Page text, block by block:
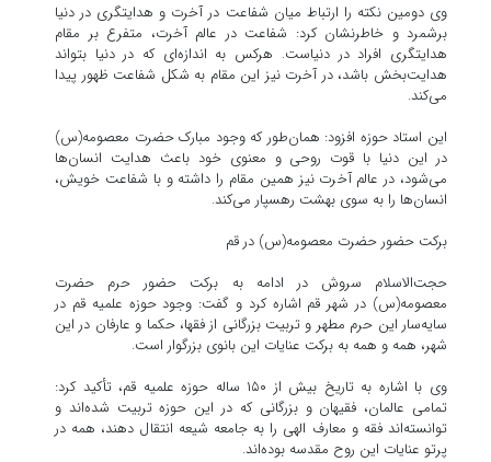
وی دومین نکته را ارتباط میان شفاعت در آخرت و هدایتگری در دنیا
برشمرد و خاطرنشان کرد: شفاعت در عالم آخرت، متفرع بر مقام
هدایتگری افراد در دنیاست. هرکس به اندازه‌ای که در دنیا بتواند
هدایت‌بخش باشد، در آخرت نیز این مقام به شکل شفاعت ظهور پیدا
می‌کند.
این استاد حوزه افزود: همان‌طور که وجود مبارک حضرت معصومه(س)
در این دنیا با قوت روحی و معنوی خود باعث هدایت انسان‌ها
می‌شود، در عالم آخرت نیز همین مقام را داشته و با شفاعت خویش،
انسان‌ها را به سوی بهشت رهسپار می‌کند.
برکت حضور حضرت معصومه(س) در قم
حجت‌الاسلام سروش در ادامه به برکت حضور حرم حضرت
معصومه(س) در شهر قم اشاره کرد و گفت: وجود حوزه علمیه قم در
سایه‌سار این حرم مطهر و تربیت بزرگانی از فقها، حکما و عارفان در این
شهر، همه و همه به برکت عنایات این بانوی بزرگوار است.
وی با اشاره به تاریخ بیش از ۱۵۰ ساله حوزه علمیه قم، تأکید کرد:
تمامی عالمان، فقیهان و بزرگانی که در این حوزه تربیت شده‌اند و
توانسته‌اند فقه و معارف الهی را به جامعه شیعه انتقال دهند، همه در
پرتو عنایات این روح مقدسه بوده‌اند.